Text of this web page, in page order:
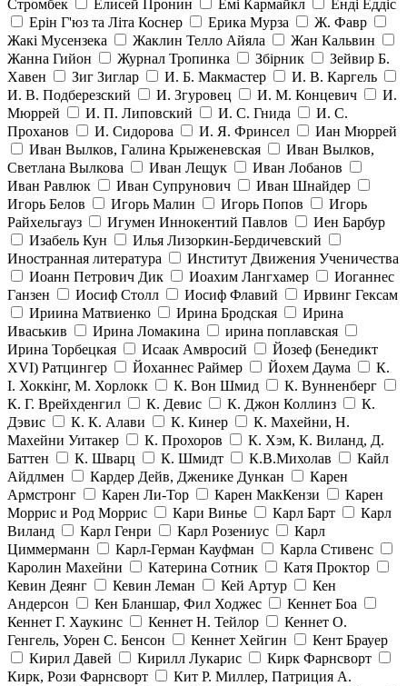
Стромбек Елисей Пронин Емі Кармайкл
Ендi Еддiс
Ерін Г'юз та Літа Коснер
Ерика Мурза
Ж. Фавр
Жакі Мусензека
Жаклин Телло Айяла
Жан Кальвин
Жанна Гийон
Журнал Тропинка Збірник
Зейвир Б.
Хавен
Зиг Зиглар И. Б. Макмастер
И. В. Каргель
И. В. Подберезский
И. Згуровец И. М. Концевич
И.
Мюррей
И. П. Липовский И. С. Гнида
И. С.
Проханов
И. Сидорова И. Я. Фринсел
Иан Мюррей
Иван Вылков, Галина Крыженевская
Иван Вылков,
Светлана Вылкова
Иван Лещук
Иван Лобанов
Иван Равлюк
Иван Супрунович
Иван Шнайдер
Игорь Белов
Игорь Малин Игорь Попов
Игорь
Райхельгауз
Игумен Иннокентий Павлов
Иен Барбур
Изабель Кун
Илья Лизоркин-Бердичевский
Иностранная литература
Институт Движения Ученичества
Иоанн Петрович Дик
Иоахим Лангхамер
Иоганнес
Ганзен
Иосиф Столл Иосиф Флавий
Ирвинг Гексам
Ириина Матвиенко
Ирина Бродская
Ирина
Иваськив
Ирина Ломакина
ирина поплавская
Ирина Торбецкая
Исаак Амвросий
Йозеф (Бенедикт
ХVI) Ратцингер
Йоханнес Раймер Йохем Даума
К.
І. Хоккінг, М. Хорлокк
К. Вон Шмид
К. Вунненберг
К. Г. Врейхденгил
К. Девис К. Джон Коллинз
К.
Дэвис
К. К. Алави К. Кинер
К. Махейни, Н.
Махейни Уитакер
К. Прохоров
К. Хэм, К. Виланд, Д.
Баттен
К. Шварц К. Шмидт К.В.Михолав
Кайл
Айдлмен
Кардер Дейв, Дженике Дункан
Карен
Армстронг
Карен Ли-Тор Карен МакКензи
Карен
Моррис и Род Моррис
Кари Винье Карл Барт
Карл
Виланд
Карл Генри Карл Розениус
Карл
Циммерманн
Карл-Герман Кауфман
Карла Стивенс
Каролин Махейни
Катерина Сотник
Катя Проктор
Кевин Деянг
Кевин Леман Кей Артур
Кен
Андерсон
Кен Бланшар, Фил Ходжес
Кеннет Боа
Кеннет Г. Хаукинс
Кеннет Н. Тейлор
Кеннет О.
Генгель, Уорен С. Бенсон
Кеннет Хейгин
Кент Брауер
Кирил Давей
Кирилл Лукарис
Кирк Фарнсворт
Кирк, Рози Фарнсворт
Кит Р. Миллер, Патриция А.